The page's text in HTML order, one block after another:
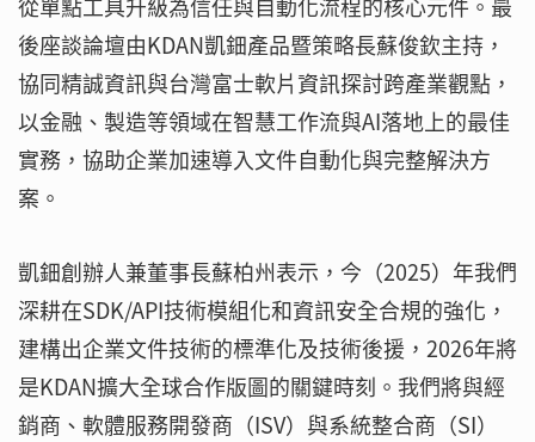
從單點工具升級為信任與自動化流程的核心元件。最
後座談論壇由KDAN凱鈿產品暨策略長蘇俊欽主持，
協同精誠資訊與台灣富士軟片資訊探討跨產業觀點，
以金融、製造等領域在智慧工作流與AI落地上的最佳
實務，協助企業加速導入文件自動化與完整解決方
案。
凱鈿創辦人兼董事長蘇柏州表示，今（2025）年我們
深耕在SDK/API技術模組化和資訊安全合規的強化，
建構出企業文件技術的標準化及技術後援，2026年將
是KDAN擴大全球合作版圖的關鍵時刻。我們將與經
銷商、軟體服務開發商（ISV）與系統整合商（SI）